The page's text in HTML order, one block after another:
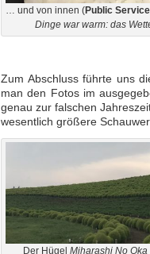
… und von innen (Public
Dinge war warm: das
Zum Abschluss führte uns
man den Fotos im
genau zur falschen
wesentlich größere
Der Hügel Miharashi No Oka